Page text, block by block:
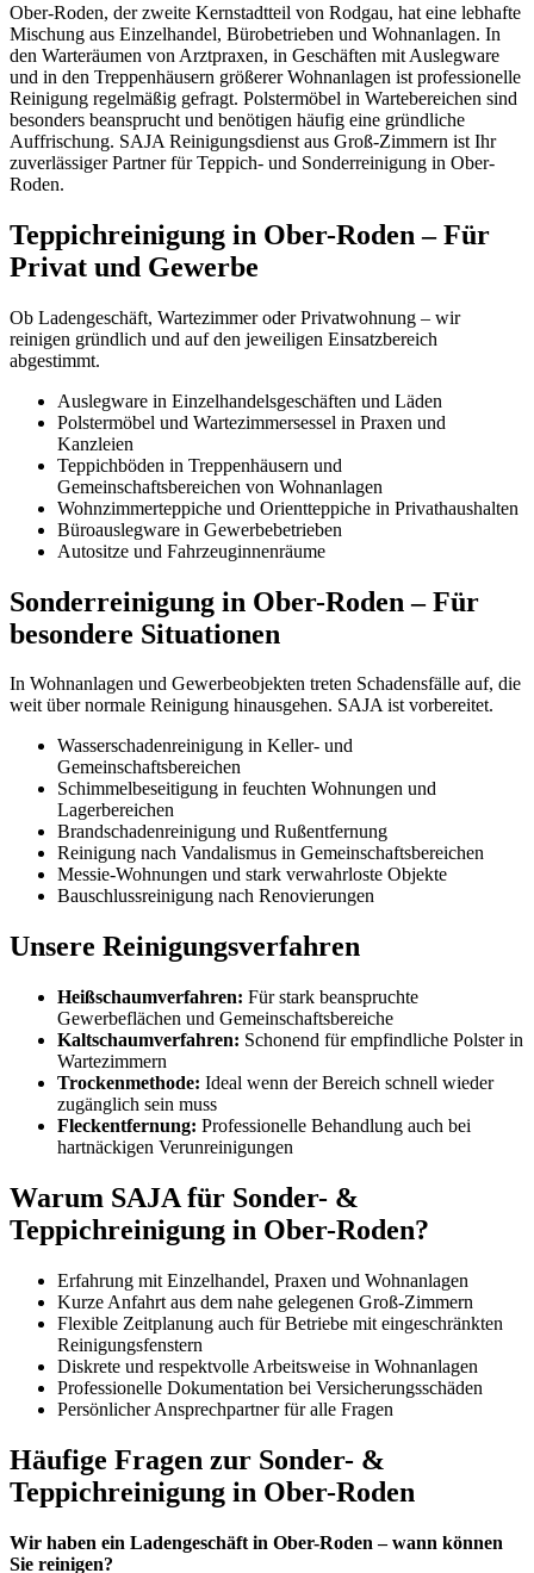
Ober-Roden, der zweite Kernstadtteil von Rodgau, hat eine lebhafte
Mischung aus Einzelhandel, Bürobetrieben und Wohnanlagen. In
den Warteräumen von Arztpraxen, in Geschäften mit Auslegware
und in den Treppenhäusern größerer Wohnanlagen ist professionelle
Reinigung regelmäßig gefragt. Polstermöbel in Wartebereichen sind
besonders beansprucht und benötigen häufig eine gründliche
Auffrischung. SAJA Reinigungsdienst aus Groß-Zimmern ist Ihr
zuverlässiger Partner für Teppich- und Sonderreinigung in Ober-
Roden.
Teppichreinigung in Ober-Roden – Für
Privat und Gewerbe
Ob Ladengeschäft, Wartezimmer oder Privatwohnung – wir
reinigen gründlich und auf den jeweiligen Einsatzbereich
abgestimmt.
Auslegware in Einzelhandelsgeschäften und Läden
Polstermöbel und Wartezimmersessel in Praxen und
Kanzleien
Teppichböden in Treppenhäusern und
Gemeinschaftsbereichen von Wohnanlagen
Wohnzimmerteppiche und Orientteppiche in Privathaushalten
Büroauslegware in Gewerbebetrieben
Autositze und Fahrzeuginnenräume
Sonderreinigung in Ober-Roden – Für
besondere Situationen
In Wohnanlagen und Gewerbeobjekten treten Schadensfälle auf, die
weit über normale Reinigung hinausgehen. SAJA ist vorbereitet.
Wasserschadenreinigung in Keller- und
Gemeinschaftsbereichen
Schimmelbeseitigung in feuchten Wohnungen und
Lagerbereichen
Brandschadenreinigung und Rußentfernung
Reinigung nach Vandalismus in Gemeinschaftsbereichen
Messie-Wohnungen und stark verwahrloste Objekte
Bauschlussreinigung nach Renovierungen
Unsere Reinigungsverfahren
Heißschaumverfahren: Für stark beanspruchte
Gewerbeflächen und Gemeinschaftsbereiche
Kaltschaumverfahren: Schonend für empfindliche Polster in
Wartezimmern
Trockenmethode: Ideal wenn der Bereich schnell wieder
zugänglich sein muss
Fleckentfernung: Professionelle Behandlung auch bei
hartnäckigen Verunreinigungen
Warum SAJA für Sonder- &
Teppichreinigung in Ober-Roden?
Erfahrung mit Einzelhandel, Praxen und Wohnanlagen
Kurze Anfahrt aus dem nahe gelegenen Groß-Zimmern
Flexible Zeitplanung auch für Betriebe mit eingeschränkten
Reinigungsfenstern
Diskrete und respektvolle Arbeitsweise in Wohnanlagen
Professionelle Dokumentation bei Versicherungsschäden
Persönlicher Ansprechpartner für alle Fragen
Häufige Fragen zur Sonder- &
Teppichreinigung in Ober-Roden
Wir haben ein Ladengeschäft in Ober-Roden – wann können
Sie reinigen?